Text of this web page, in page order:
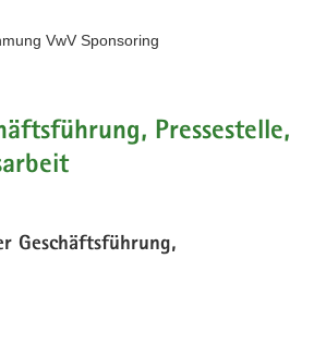
VwV Sponsoring
Pressestelle,
Geschäftsführung,